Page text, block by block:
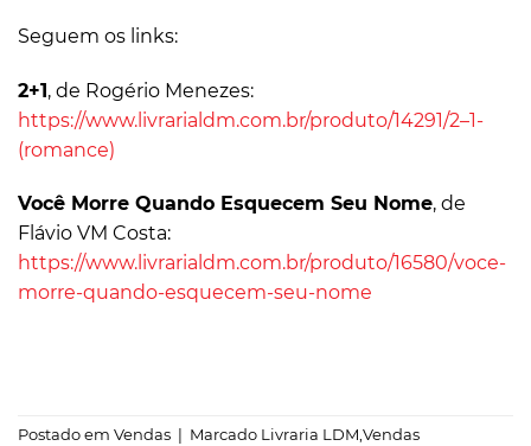
Seguem os links:
2+1, de Rogério Menezes:
https://www.livrarialdm.com.br/produto/14291/2–1-
(romance)
Você Morre Quando Esquecem Seu Nome, de
Flávio VM Costa:
https://www.livrarialdm.com.br/produto/16580/voce-
morre-quando-esquecem-seu-nome
Postado em Vendas Marcado Livraria LDM,Vendas